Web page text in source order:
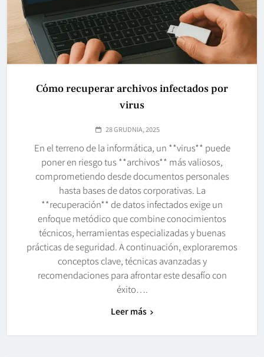
Cómo recuperar archivos infectados por
virus
28 GRUDNIA, 2025
En el terreno de la informática, un **virus** puede
poner en riesgo tus **archivos** más valiosos,
comprometiendo desde documentos personales
hasta bases de datos corporativas. La
**recuperación** de datos infectados exige un
enfoque metódico que combine conocimientos
técnicos, herramientas especializadas y buenas
prácticas de seguridad. A continuación, exploraremos
conceptos clave, técnicas avanzadas y
recomendaciones para afrontar este desafío con
éxito….
Leer más